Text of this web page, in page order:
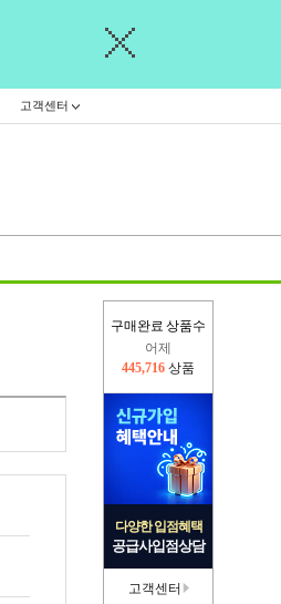
고객센터
구매완료 상품수
어제
445,716 상품
다양한 입점혜택
공급사입점상담
고객센터